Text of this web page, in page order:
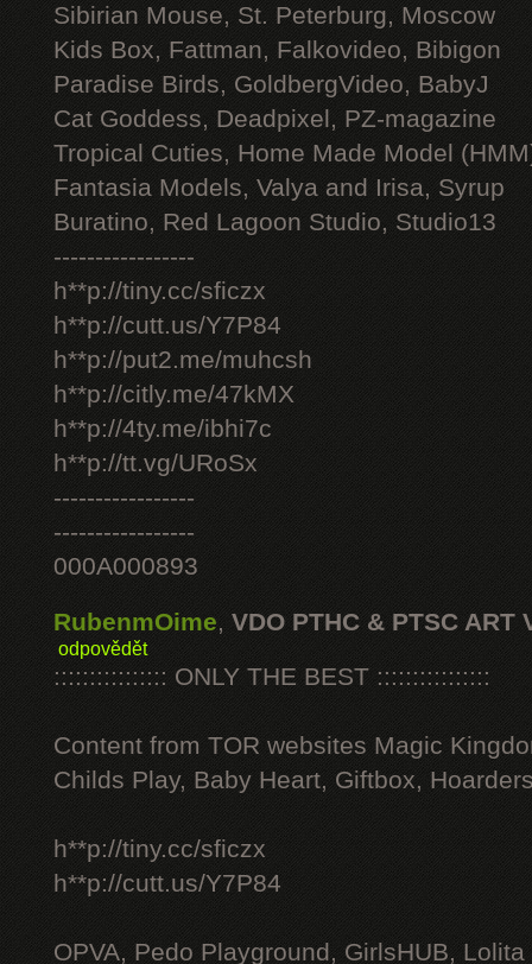
Sibirian Mouse, St. Peterburg, Moscow
Kids Box, Fattman, Falkovideo, Bibigon
Paradise Birds, GoldbergVideo, BabyJ
Cat Goddess, Deadpixel, PZ-magazine
Tropical Cuties, Home Made Model
Fantasia Models, Valya and Irisa, Syrup
Buratino, Red Lagoon Studio, Studio13
-----------------
h**p://tiny.cc/sficzx
h**p://cutt.us/Y7P84
h**p://put2.me/muhcsh
h**p://citly.me/47kMX
h**p://4ty.me/ibhi7c
h**p://tt.vg/URoSx
-----------------
-----------------
000A000893
RubenmOime, VDO PTHC & PTSC ART
odpovědět
:::::::::::::::: ONLY THE BEST ::::::::::::::::
Content from TOR websites Magic
Childs Play, Baby Heart, Giftbox,
h**p://tiny.cc/sficzx
h**p://cutt.us/Y7P84
OPVA, Pedo Playground, GirlsHUB, Lolita